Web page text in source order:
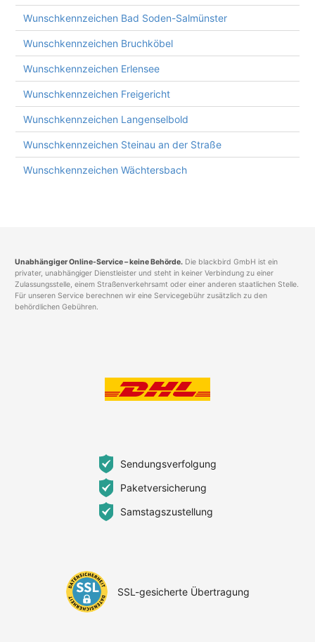
Wunschkennzeichen Bad Soden-Salmünster
Wunschkennzeichen Bruchköbel
Wunschkennzeichen Erlensee
Wunschkennzeichen Freigericht
Wunschkennzeichen Langenselbold
Wunschkennzeichen Steinau an der Straße
Wunschkennzeichen Wächtersbach
Unabhängiger Online-Service – keine Behörde. Die blackbird GmbH ist ein
privater, unabhängiger Dienstleister und steht in keiner Verbindung zu einer
Zulassungsstelle, einem Straßenverkehrsamt oder einer anderen staatlichen Stelle.
Für unseren Service berechnen wir eine Servicegebühr zusätzlich zu den
behördlichen Gebühren.
Sendungsverfolgung
Paketversicherung
Samstagszustellung
SSL-gesicherte Übertragung